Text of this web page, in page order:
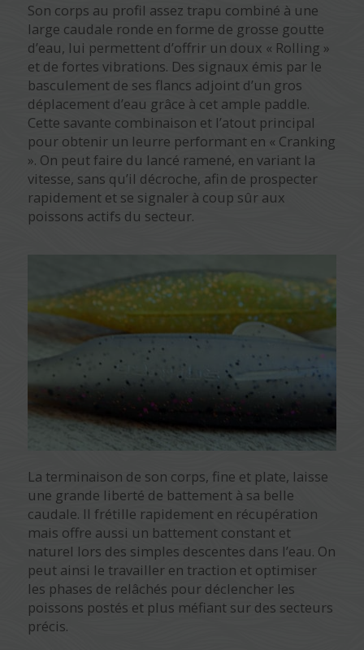
Son corps au profil assez trapu combiné à une
large caudale ronde en forme de grosse goutte
d’eau, lui permettent d’offrir un doux « Rolling »
et de fortes vibrations. Des signaux émis par le
basculement de ses flancs adjoint d’un gros
déplacement d’eau grâce à cet ample paddle.
Cette savante combinaison et l’atout principal
pour obtenir un leurre performant en « Cranking
». On peut faire du lancé ramené, en variant la
vitesse, sans qu’il décroche, afin de prospecter
rapidement et se signaler à coup sûr aux
poissons actifs du secteur.
La terminaison de son corps, fine et plate, laisse
une grande liberté de battement à sa belle
caudale. Il frétille rapidement en récupération
mais offre aussi un battement constant et
naturel lors des simples descentes dans l’eau. On
peut ainsi le travailler en traction et optimiser
les phases de relâchés pour déclencher les
poissons postés et plus méfiant sur des secteurs
précis.